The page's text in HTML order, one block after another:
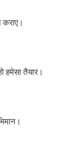
कराए।
हमेसा तैयार।